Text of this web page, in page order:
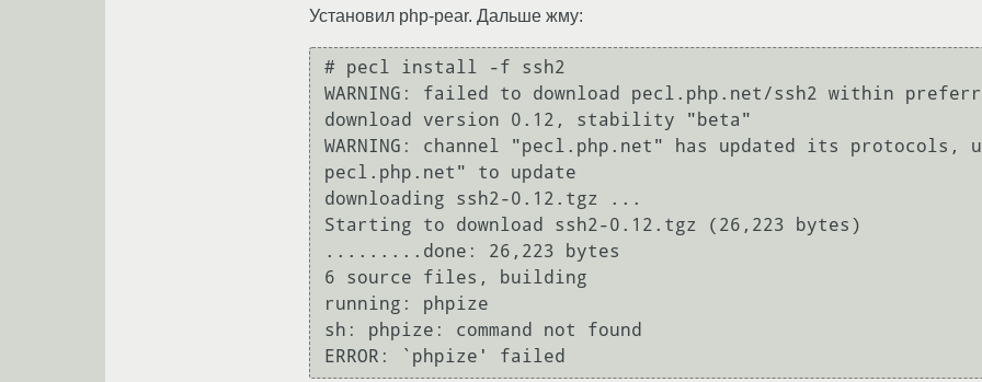
Установил php-pear. Дальше жму:
# pecl install -f ssh2
WARNING: failed to download pecl.php.net/ssh2 within
download version 0.12, stability "beta"
WARNING: channel "pecl.php.net" has updated its protocols,
pecl.php.net" to update
downloading ssh2-0.12.tgz ...
Starting to download ssh2-0.12.tgz (26,223 bytes)
.........done: 26,223 bytes
6 source files, building
running: phpize
sh: phpize: command not found